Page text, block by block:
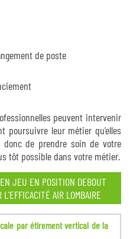
de poste
peuvent intervenir
poursuivre leur métier qu’elles
de prendre soin de votre
tôt possible dans votre métier.
JEU EN POSITION DEBOUT
AIR LOMBAIRE
par étirement vertical de la